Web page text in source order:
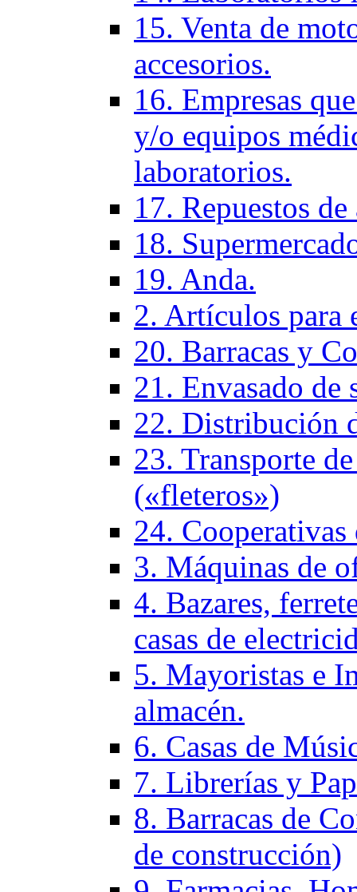
15. Venta de
accesorios.
16. Empresas
y/o equipos
laboratorios.
17. Repuestos
18.
19. Anda.
2. Artículos para
20. Barracas y
21. Envasado de
22. Distribución
23. Transporte
(«fleteros»)
24. Cooperativas
3. Máquinas de
4. Bazares,
casas de
5. Mayoristas e
almacén.
6. Casas de
7. Librerías y
8. Barracas de
de construcción)